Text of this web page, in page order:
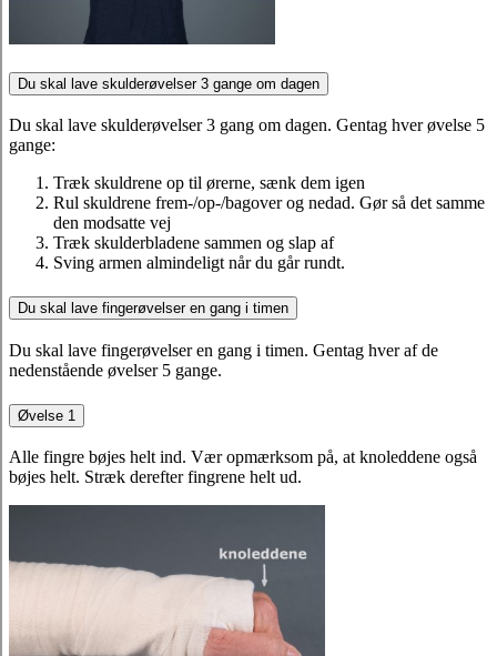
Du skal lave skulderøvelser 3 gange om dagen
Du skal lave skulderøvelser 3 gang om dagen. Gentag hver øvelse 5
gange:
Træk skuldrene op til ørerne, sænk dem igen
Rul skuldrene frem-/op-/bagover og nedad. Gør så det samme
den modsatte vej
Træk skulderbladene sammen og slap af
Sving armen almindeligt når du går rundt.
Du skal lave fingerøvelser en gang i timen
Du skal lave fingerøvelser en gang i timen. Gentag hver af de
nedenstående øvelser 5 gange.
Øvelse 1
Alle fingre bøjes helt ind. Vær opmærksom på, at knoleddene også
bøjes helt. Stræk derefter fingrene helt ud.